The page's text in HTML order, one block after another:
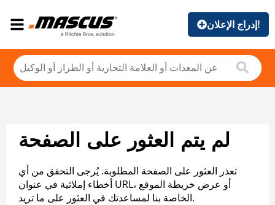
إدراج الإعلان!
لم يتم العثور على الصفحة
تعذر العثور على الصفحة المطلوبة. يُرجى التحقق من أي
أخطاء إملائية في عنوان URL، أو عرض خريطة الموقع
الخاصة بنا لمساعدتك في العثور على ما تريد.